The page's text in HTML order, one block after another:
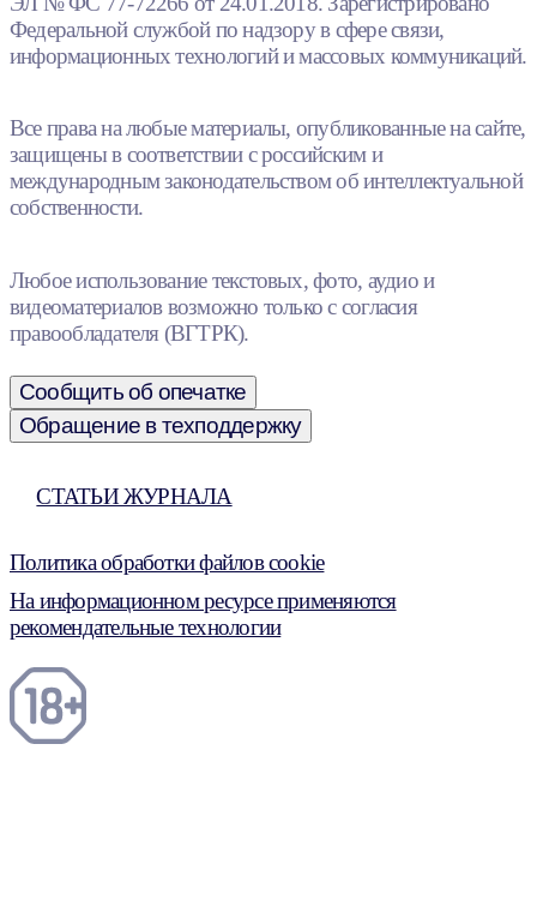
Федеральной службой по надзору в сфере связи,
информационных технологий и массовых коммуникаций.
Все права на любые материалы, опубликованные на сайте,
защищены в соответствии с российским и
международным законодательством об интеллектуальной
собственности.
Любое использование текстовых, фото, аудио и
видеоматериалов возможно только с согласия
правообладателя (ВГТРК).
Сообщить об опечатке
Обращение в техподдержку
СТАТЬИ ЖУРНАЛА
Политика обработки файлов cookie
На информационном ресурсе применяются
рекомендательные технологии